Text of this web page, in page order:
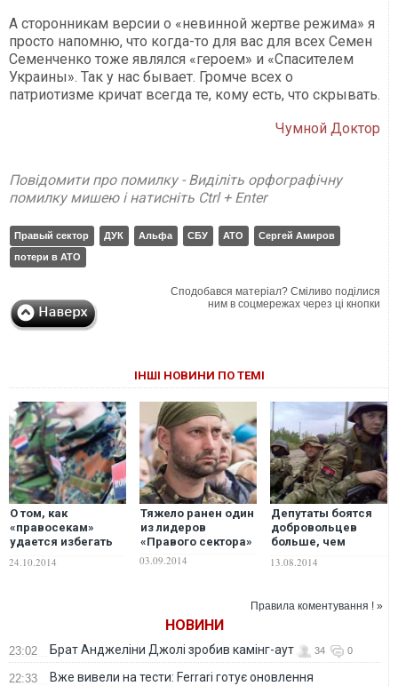
А сторонникам версии о «невинной жертве режима» я
просто напомню, что когда-то для вас для всех Семен
Семенченко тоже являлся «героем» и «Спасителем
Украины». Так у нас бывает. Громче всех о
патриотизме кричат всегда те, кому есть, что скрывать.
Чумной Доктор
Повідомити про помилку - Виділіть орфографічну
помилку мишею і натисніть Ctrl + Enter
Правый сектор ДУК Альфа СБУ АТО
Сергей Амиров
потери в АТО
Сподобався матеріал? Сміливо поділися
ним в соцмережах через ці кнопки
ІНШІ НОВИНИ ПО ТЕМІ
О том, как
«правосекам»
удается избегать
Донецком
24.10.2014
Тяжело ранен один
из лидеров
«Правого сектора»
03.09.2014
Депутаты боятся
добровольцев
больше, чем
13.08.2014
Правила коментування ! »
НОВИНИ
23:02 Брат Анджеліни Джолі зробив камінг-аут 34 0
22:33
Вже вивели на тести: Ferrari готує оновлення